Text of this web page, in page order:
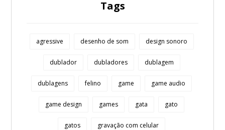
Tags
agressive desenho de som design sonoro
dublador dubladores dublagem
dublagens felino game game audio
game design games gata gato
gatos gravação com celular